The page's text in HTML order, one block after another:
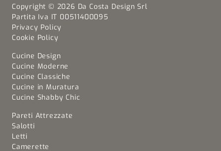
Copyright © 2026 Da Costa Design Srl
Partita Iva IT 00511400095
Privacy Policy
Cookie Policy
Cucine Design
Cucine Moderne
Cucine Classiche
Cucine in Muratura
Cucine Shabby Chic
Pareti Attrezzate
Salotti
Letti
Camerette